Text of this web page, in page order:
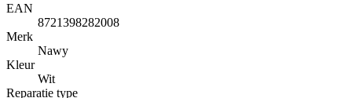
EAN
8721398282008
Merk
Nawy
Kleur
Wit
Reparatie type